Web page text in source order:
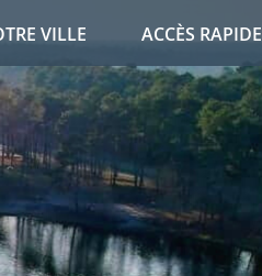
VILLE ACCÈS RAPIDE